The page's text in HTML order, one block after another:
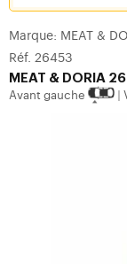
Marque: MEAT &
Réf. 26453
MEAT & DORIA
Avant gauche